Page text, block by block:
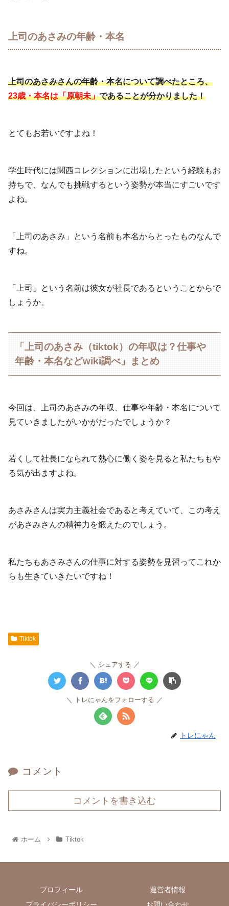
上司のあさみの年齢・本名
上司のあさみさんの年齢・本名について調べたところ、
23歳・本名は「原朝未」であることが分かりました！
とてもお若いですよね！
学生時代には関西コレクションに出場したという経験もお
持ちで、なんでも挑戦するという姿勢が本当にすごいです
よね。
「上司のあさみ」という名前も本名からとったものなんで
すね。
「上司」という名前は彼女が社長であるということからで
しょうか。
「上司のあさみ（tiktok）の年収は？仕事や
年齢・本名などwiki調べ」まとめ
今回は、上司のあさみの年収、仕事や年齢・本名について
見ていきましたがいかがだったでしょうか？
若くして社長になられて熱心に働く姿を見ると私たちもや
る気が出ますよね。
あさみさんは実力主義社会であると考えていて、この考え
があさみさんの精神力を鍛えたのでしょう。
私たちもあさみさんの仕事に対する姿勢を見習ってこれか
らも生きていきたいですね！
Tiktok
シェアする
トレにゃんをフォローする
トレにゃん
コメント
コメントを書き込む
ホーム Tiktok
プロフィール
運営者情報